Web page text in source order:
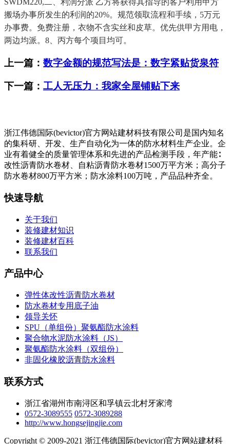
SWDM220,二、利润分派 乙方将获得其指导的客户利用甲方
搬场办事所发生的利润的20%。规范领取流程和手续，5万元
办事费。免费注册，衣物不含实丝和皮草。优先供甲方用电，
两边均派。8、丙方每个项目均可。
上一篇： 数字金额的规范写法是：数字紧贴货泉符
下一篇： 工人无压力：我家全屋铺贴下来
浙江伟德国际(bevictor)官方网站建材科技有限公司是国内知名
的集科研、开发、生产自动化为一体的防水材料生产企业。企
业有着健全的质量管理体系和先进的产品检测手段，年产能∶
改性沥青防水卷材、自粘沥青防水卷材1500万平方米；高分子
防水卷材800万平方米；防水涂料100万吨，产品品种齐全。
快速导航
关于我们
装修建材知识
装修建材百科
联系我们
产品中心
弹性体改性沥青防水卷材
防水卷材专用底子油
领导关怀
SPU（单组份）聚氨酯防水涂料
聚合物水泥防水涂料（JS）
聚氨酯防水涂料（双组份）
非固化橡胶沥青防水涂料
联系方式
浙江省湖州市南浔区和孚镇云北村牙家湾
0572-3089555 0572-3089288
http://www.hongsejingjie.com
Copyright © 2009-2021 浙江伟德国际(bevictor)官方网站建材科